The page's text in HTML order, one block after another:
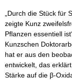
„Durch die Stück für
zeigte Kunz
Pflanzen essentiell
Kunzschen
hat er aus den
entwickelt, das
Stärke auf die β-